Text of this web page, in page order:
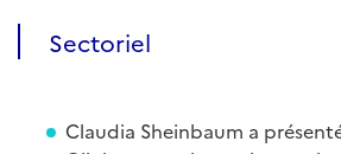
Sectoriel
Claudia Sheinbaum a